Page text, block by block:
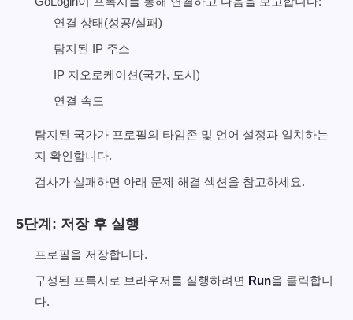
연결 상태(성공/실패)
탐지된 IP 주소
IP 지오로케이션(국가, 도시)
연결 속도
탐지된 국가가 프로필의 타임존 및 언어 설정과 일치하는
지 확인합니다.
검사가 실패하면 아래 문제 해결 섹션을 참고하세요.
5단계: 저장 후 실행
프로필을 저장합니다.
구성된 프록시로 브라우저를 실행하려면 Run을 클릭합니
다.